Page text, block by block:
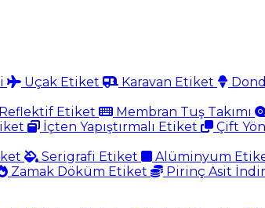
Uçak Etiket Karavan Etiket
Reflektif Etiket Membran Tuş Takımı
İçten Yapıştırmalı Etiket Çift
Serigrafi Etiket Alüminyum
Zamak Döküm Etiket Pirinç Asit